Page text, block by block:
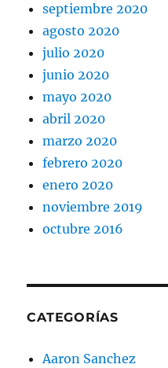
septiembre 2020
agosto 2020
julio 2020
junio 2020
mayo 2020
abril 2020
marzo 2020
febrero 2020
enero 2020
noviembre 2019
octubre 2016
CATEGORÍAS
Aaron Sanchez